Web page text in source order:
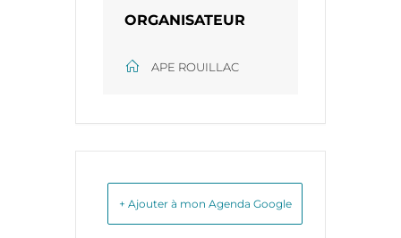
ORGANISATEUR
APE ROUILLAC
+ Ajouter à mon Agenda Google